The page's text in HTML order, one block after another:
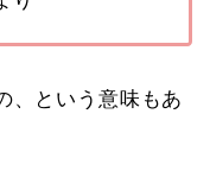
、という意味もあ